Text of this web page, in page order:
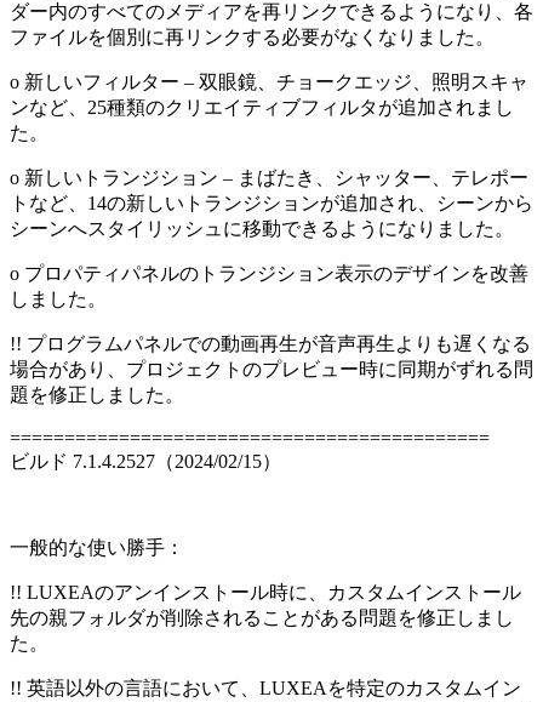
ダー内のすべてのメディアを再リンクできるようになり、各
ファイルを個別に再リンクする必要がなくなりました。
o 新しいフィルター – 双眼鏡、チョークエッジ、照明スキャ
ンなど、25種類のクリエイティブフィルタが追加されまし
た。
o 新しいトランジション – まばたき、シャッター、テレポー
トなど、14の新しいトランジションが追加され、シーンから
シーンへスタイリッシュに移動できるようになりました。
o プロパティパネルのトランジション表示のデザインを改善
しました。
!! プログラムパネルでの動画再生が音声再生よりも遅くなる
場合があり、プロジェクトのプレビュー時に同期がずれる問
題を修正しました。
============================================
ビルド 7.1.4.2527（2024/02/15）
一般的な使い勝手：
!! LUXEAのアンインストール時に、カスタムインストール
先の親フォルダが削除されることがある問題を修正しまし
た。
!! 英語以外の言語において、LUXEAを特定のカスタムイン